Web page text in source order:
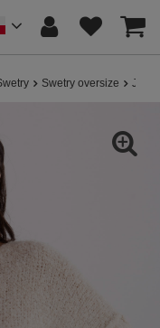
Swetry oversize